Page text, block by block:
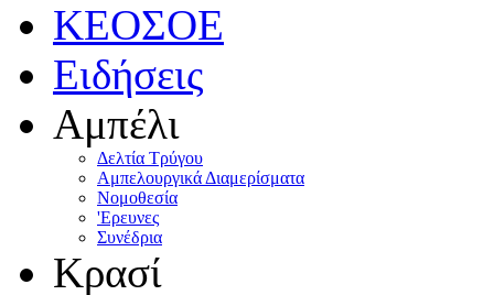
KEOΣOE
Ειδήσεις
Αμπέλι
Δελτία Τρύγου
Αμπελουργικά Διαμερίσματα
Nομοθεσία
'Eρευνες
Συνέδρια
Κρασί